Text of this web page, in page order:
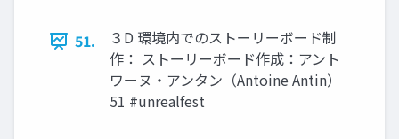
51.
３D 環境内でのストーリーボード制
作： ストーリーボード作成：アント
ワーヌ・アンタン（Antoine Antin）
51 #unrealfest